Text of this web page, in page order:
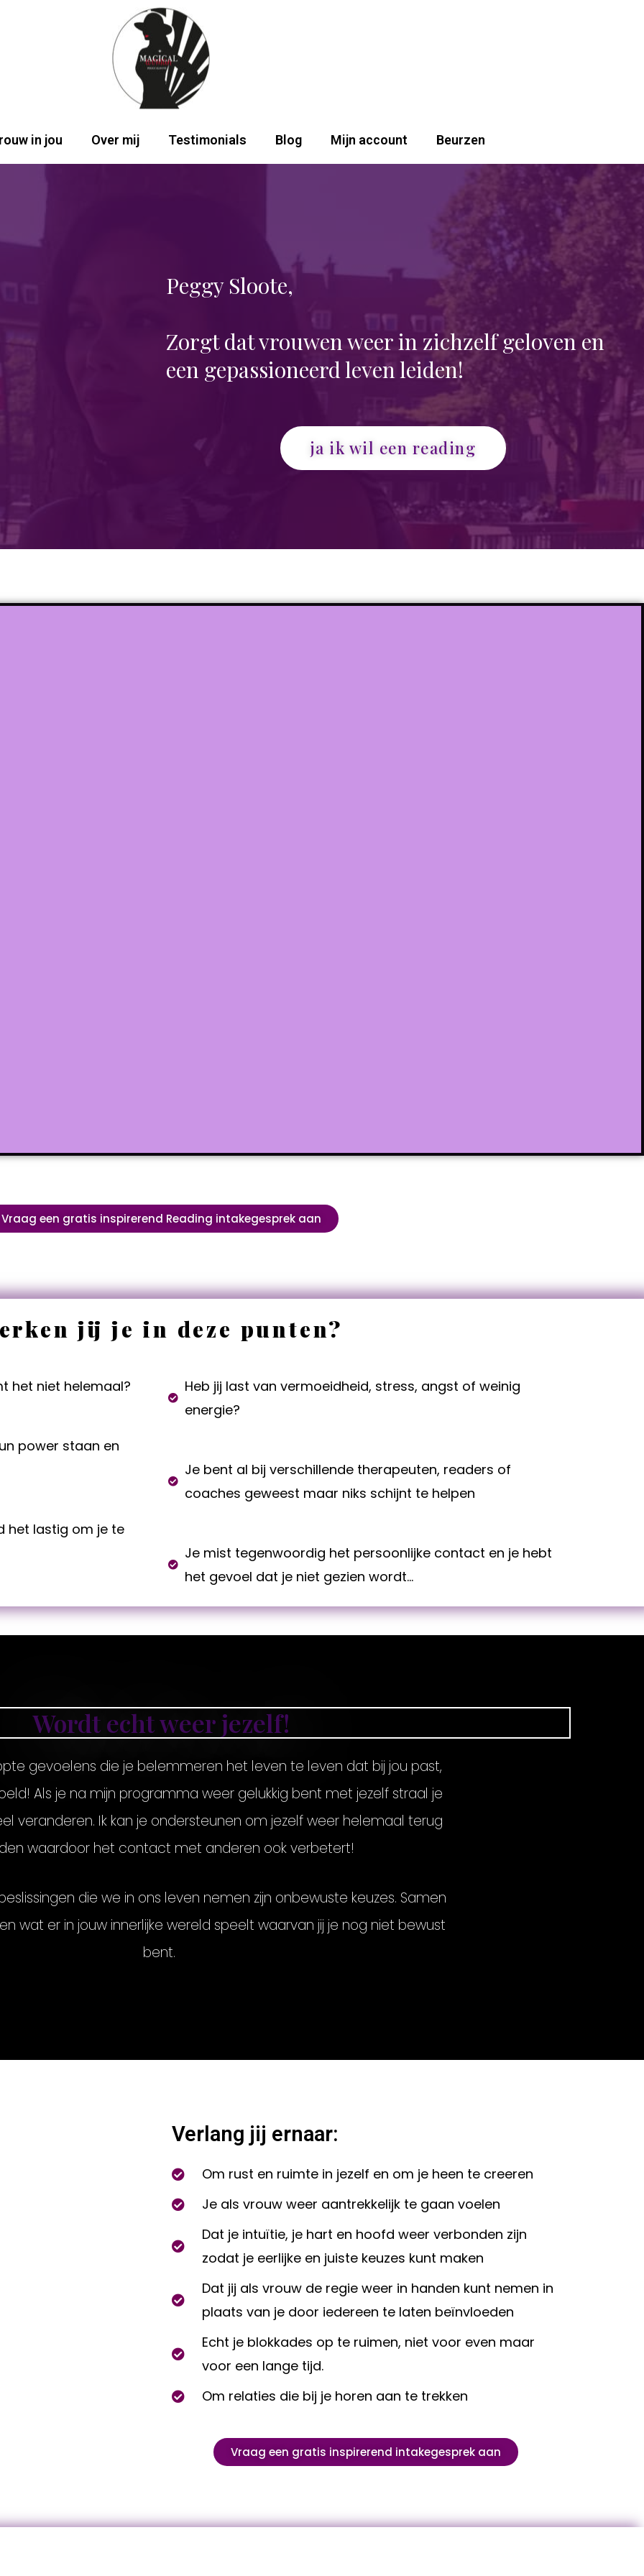
in jou Over mij Testimonials Blog Mijn account Beurzen
Peggy Sloote,
Zorgt dat vrouwen weer in zichzelf geloven en
een gepassioneerd leven leiden!
ja ik wil een reading
Vraag een gratis inspirerend Reading intakegesprek aan
jij je in deze punten?
het niet helemaal?
power staan en
het lastig om je te
Heb jij last van vermoeidheid, stress, angst of weinig
energie?
Je bent al bij verschillende therapeuten, readers of
coaches geweest maar niks schijnt te helpen
Je mist tegenwoordig het persoonlijke contact en je hebt
het gevoel dat je niet gezien wordt...
Wordt echt weer jezelf!
gevoelens die je belemmeren het leven te leven dat bij jou past,
Als je na mijn programma weer gelukkig bent met jezelf straal je
veranderen. Ik kan je ondersteunen om jezelf weer helemaal terug
waardoor het contact met anderen ook verbetert!
die we in ons leven nemen zijn onbewuste keuzes. Samen
wat er in jouw innerlijke wereld speelt waarvan jij je nog niet bewust
bent.
Verlang jij ernaar:
Om rust en ruimte in jezelf en om je heen te creeren
Je als vrouw weer aantrekkelijk te gaan voelen
Dat je intuïtie, je hart en hoofd weer verbonden zijn
zodat je eerlijke en juiste keuzes kunt maken
Dat jij als vrouw de regie weer in handen kunt nemen in
plaats van je door iedereen te laten beïnvloeden
Echt je blokkades op te ruimen, niet voor even maar
voor een lange tijd.
Om relaties die bij je horen aan te trekken
Vraag een gratis inspirerend intakegesprek aan